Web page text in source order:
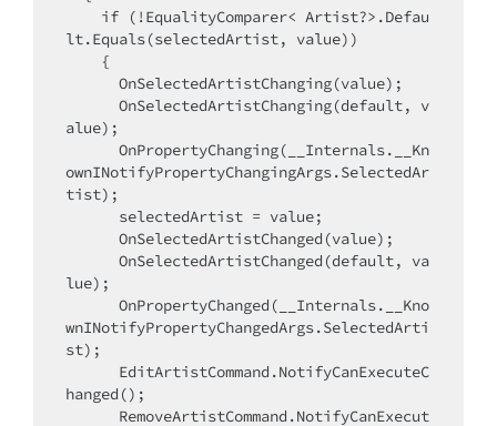
lt.Equals(selectedArtist, value))
alue);
ownINotifyPropertyChangingArgs.SelectedAr
tist);
lue);
wnINotifyPropertyChangedArgs.SelectedArti
st);
hanged();